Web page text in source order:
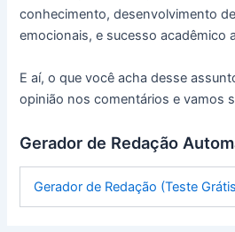
conhecimento, desenvolvimento
emocionais, e sucesso acadêmico
E aí, o que você acha desse
opinião nos comentários e vamos
Gerador de Redação
Gerador de Redação (Teste